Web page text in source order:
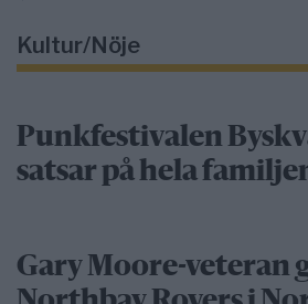
Kultur/Nöje
Punkfestivalen
satsar på hela
Gary Moore-veteran